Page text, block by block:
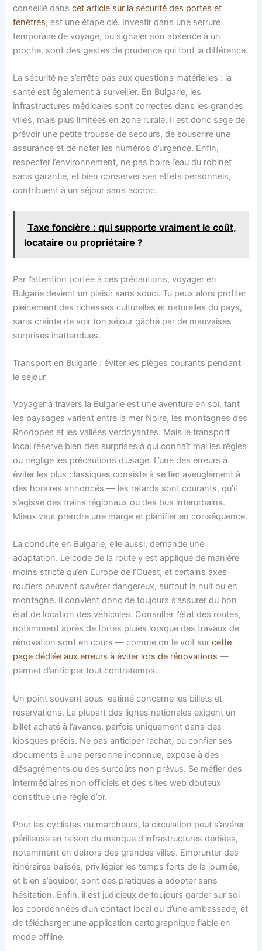
conseillé danscet article sur la sécurité des portes et
fenêtres, est une étape clé. Investir dans une serrure
temporaire de voyage, ou signaler son absence à un
proche, sont des gestes de prudence qui font la différence.
La sécurité ne s’arrête pas aux questions matérielles : la
santé est également à surveiller. En Bulgarie, les
infrastructures médicales sont correctes dans les grandes
villes, mais plus limitées en zone rurale. Il est donc sage de
prévoir une petite trousse de secours, de souscrire une
assurance et de noter les numéros d’urgence. Enfin,
respecter l’environnement, ne pas boire l’eau du robinet
sans garantie, et bien conserver ses effets personnels,
contribuent à un séjour sans accroc.
Taxe foncière : qui supporte vraiment le coût,
locataire ou propriétaire ?
Par l’attention portée à ces précautions, voyager en
Bulgarie devient un plaisir sans souci. Tu peux alors profiter
pleinement des richesses culturelles et naturelles du pays,
sans crainte de voir ton séjour gâché par de mauvaises
surprises inattendues.
Transport en Bulgarie : éviter les pièges courants pendant
le séjour
Voyager à travers la Bulgarie est une aventure en soi, tant
les paysages varient entre la mer Noire, les montagnes des
Rhodopes et les vallées verdoyantes. Mais le transport
local réserve bien des surprises à qui connaît mal les règles
ou néglige les précautions d’usage. L’une des erreurs à
éviter les plus classiques consiste à se fier aveuglément à
des horaires annoncés — les retards sont courants, qu’il
s’agisse des trains régionaux ou des bus interurbains.
Mieux vaut prendre une marge et planifier en conséquence.
La conduite en Bulgarie, elle aussi, demande une
adaptation. Le code de la route y est appliqué de manière
moins stricte qu’en Europe de l’Ouest, et certains axes
routiers peuvent s’avérer dangereux, surtout la nuit ou en
montagne. Il convient donc de toujours s’assurer du bon
état de location des véhicules. Consulter l’état des routes,
notamment après de fortes pluies lorsque des travaux de
rénovation sont en cours — comme on le voit surcette
page dédiée aux erreurs à éviter lors de rénovations —
permet d’anticiper tout contretemps.
Un point souvent sous-estimé concerne les billets et
réservations. La plupart des lignes nationales exigent un
billet acheté à l’avance, parfois uniquement dans des
kiosques précis. Ne pas anticiper l’achat, ou confier ses
documents à une personne inconnue, expose à des
désagréments ou des surcoûts non prévus. Se méfier des
intermédiaires non officiels et des sites web douteux
constitue une règle d’or.
Pour les cyclistes ou marcheurs, la circulation peut s’avérer
périlleuse en raison du manque d’infrastructures dédiées,
notamment en dehors des grandes villes. Emprunter des
itinéraires balisés, privilégier les temps forts de la journée,
et bien s’équiper, sont des pratiques à adopter sans
hésitation. Enfin, il est judicieux de toujours garder sur soi
les coordonnées d’un contact local ou d’une ambassade, et
de télécharger une application cartographique fiable en
mode offline.